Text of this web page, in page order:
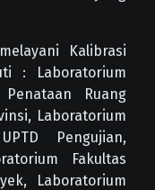
Kalibrasi
: Laboratorium
Ruang
Laboratorium
Pengujian,
Fakultas
Laboratorium